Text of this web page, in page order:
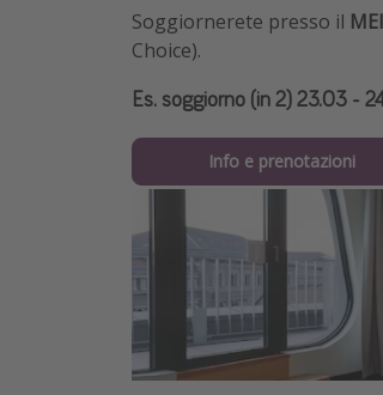
Soggiornerete presso il
Choice).
Es. soggiorno (in 2) 23.03 -
Info e prenotazioni